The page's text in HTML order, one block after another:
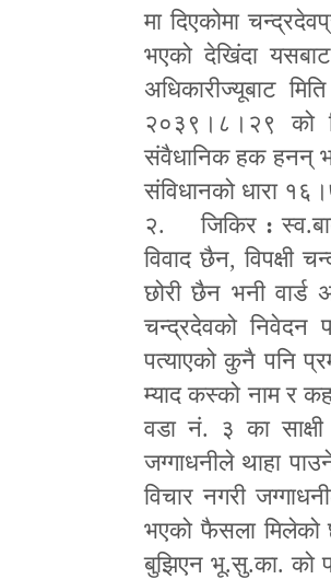
मा दिएकोमा
भएको देखिंदा
अधिकारीज्यूबाट
२०३९।८।२९ को
संवैधानिक हक हनन्
संविधानको धारा
२. जिकिर :
विवाद छैन,विपक्षी
छोरी छैन भनी
चन्द्रदेवको निवेदन
पत्याएको कुनै पनि
म्याद कस्को नाम र
वडा नं. ३ का
जग्गाधनीले थाहा
विचार नगरी
भएको फैसला मिलेको
बुझिएन भू.सु.का. को